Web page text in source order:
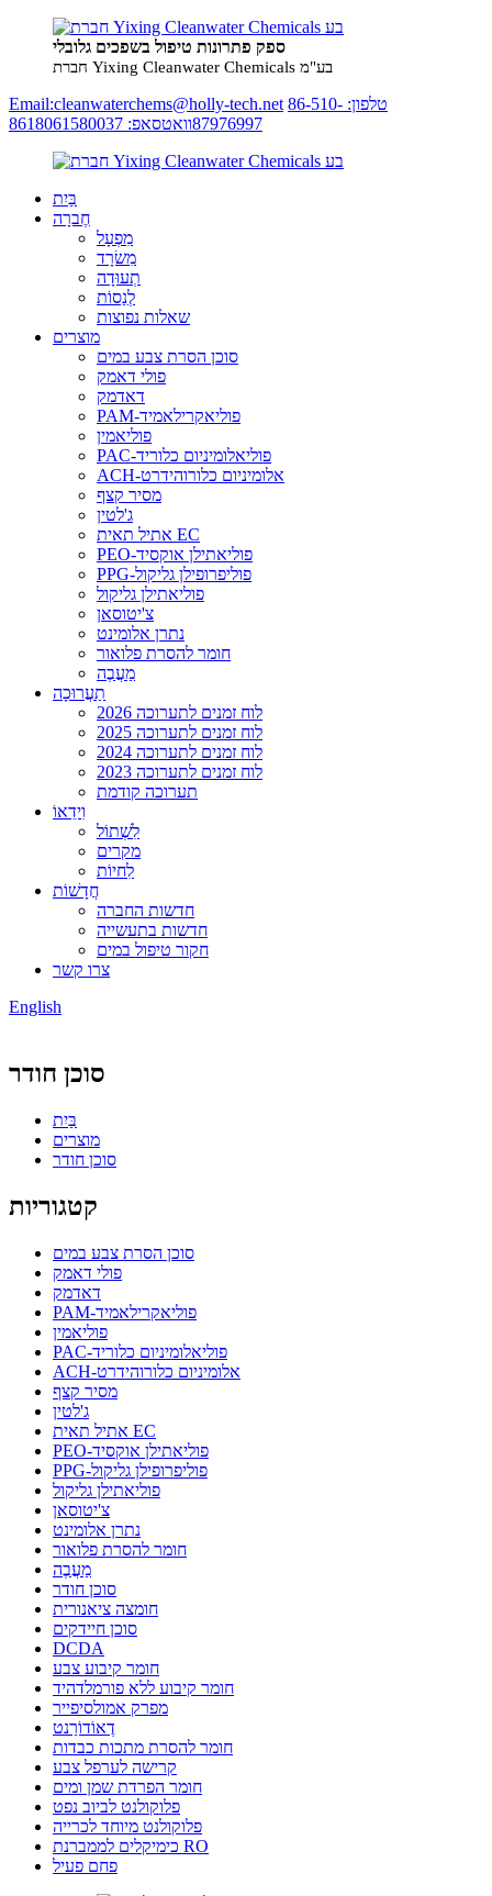
ספק פתרונות טיפול בשפכים גלובלי
חברת Yixing Cleanwater Chemicals בע"מ
Email:cleanwaterchems@holly-tech.net טלפון: 86-510-
87976997וואטסאפ: 8618061580037
בַּיִת
חֶברָה
מִפְעָל
מִשׂרָד
תְעוּדָה
לְנַסוֹת
שאלות נפוצות
מוצרים
סוכן הסרת צבע במים
פולי דאמק
דאדמק
PAM-פוליאקרילאמיד
פוליאמין
PAC-פוליאלומיניום כלוריד
ACH-אלומיניום כלורוהידרט
מסיר קצף
ג'לטין
אתיל תאית EC
PEO-פוליאתילן אוקסיד
PPG-פוליפרופילן גליקול
פוליאתילן גליקול
צ'יטוסאן
נתרן אלומינט
חומר להסרת פלואור
מַעֲבֶה
תַעֲרוּכָה
לוח זמנים לתערוכה 2026
לוח זמנים לתערוכה 2025
לוח זמנים לתערוכה 2024
לוח זמנים לתערוכה 2023
תערוכה קודמת
וִידֵאוֹ
לִשְׁתוֹל
מקרים
לִחיוֹת
חֲדָשׁוֹת
חדשות החברה
חדשות בתעשייה
חקור טיפול במים
צרו קשר
English
סוכן חודר
בַּיִת
מוצרים
סוכן חודר
קטגוריות
סוכן הסרת צבע במים
פולי דאמק
דאדמק
PAM-פוליאקרילאמיד
פוליאמין
PAC-פוליאלומיניום כלוריד
ACH-אלומיניום כלורוהידרט
מסיר קצף
ג'לטין
אתיל תאית EC
PEO-פוליאתילן אוקסיד
PPG-פוליפרופילן גליקול
פוליאתילן גליקול
צ'יטוסאן
נתרן אלומינט
חומר להסרת פלואור
מַעֲבֶה
סוכן חודר
חומצה ציאנורית
סוכן חיידקים
DCDA
חומר קיבוע צבע
חומר קיבוע ללא פורמלדהיד
מפרק אמולסיפייר
דֶאוֹדוֹרַנט
חומר להסרת מתכות כבדות
קרישה לערפל צבע
חומר הפרדת שמן ומים
פלוקולנט לביוב נפט
פלוקולנט מיוחד לכרייה
כימיקלים לממברנת RO
פחם פעיל